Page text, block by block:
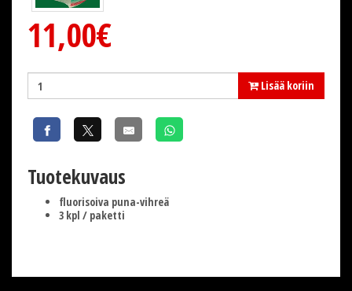
11,00€
Lisää koriin
Tuotekuvaus
fluorisoiva puna-vihreä
3 kpl / paketti